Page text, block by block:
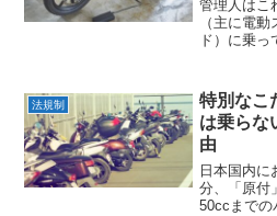
管理人はこ
（主に電
ド）に乗
うな電動
た。実用
の心をくす
も「glafit
法規制
特別なこ
は乗らな
由
日本国内に
分、「原付
50ccまでの